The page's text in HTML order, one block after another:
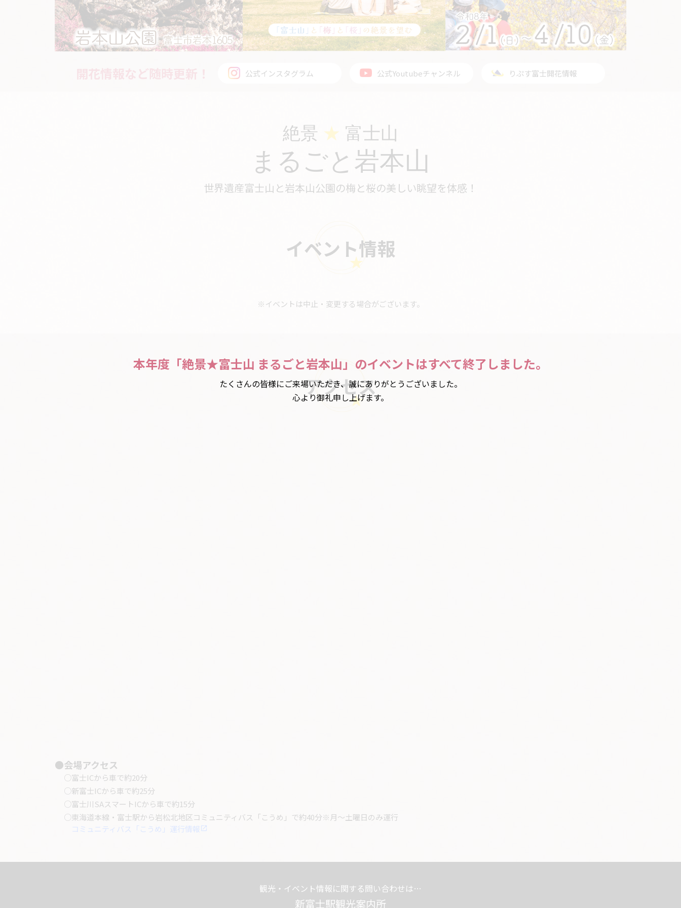
公式インスタグラム 公式Youtubeチャンネル りぷす富士開花情報
絶景 ★ 富士山
まるごと岩本山
世界遺産富士山と岩本山公園の梅と桜の美しい眺望を体感！
イベント情報
イベントは中止・変更する場合がございます。
アクセス
●会場アクセス
富士ICから車で約20分
新富士ICから車で約25分
富士川SAスマートICから車で約15分
東海道本線・富士駅から岩松北地区コミュニティバス「こうめ」で約40分※月〜土曜日のみ運行
コミュニティバス「こうめ」運行情報
観光・イベント情報に関する問い合わせは…
新富士駅観光案内所
本年度「絶景★富士山 まるごと岩本山」 のイベントはすべて終了しました。
たくさんの皆様にご来場いただき、誠にありがとうございました。
心より御礼申し上げます。